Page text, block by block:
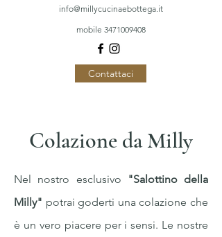
info@millycucinaebottega.it
mobile 3471009408
Contattaci
Colazione da Milly
Nel nostro esclusivo
"Salottino della
Milly" potrai goderti una colazione che
è un vero piacere per i sensi. Le nostre